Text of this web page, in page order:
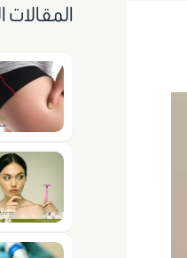
المقالات